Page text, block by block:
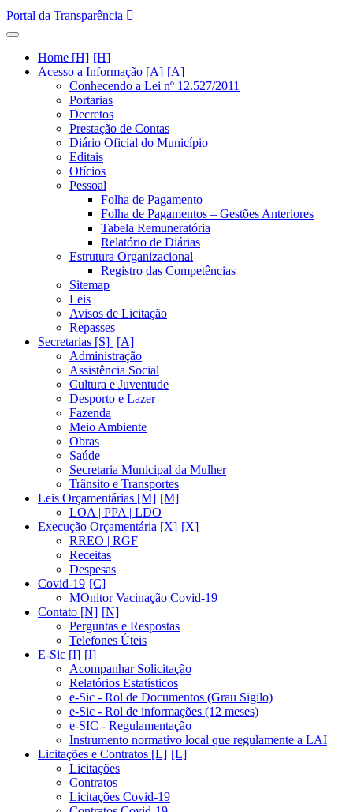
Portal da Transparência
Home [H]
Acesso a Informação [A]
Conhecendo a Lei nº 12.527/2011
Portarias
Decretos
Prestação de Contas
Diário Oficial do Município
Editais
Ofícios
Pessoal
Folha de Pagamento
Folha de Pagamentos – Gestões Anteriores
Tabela Remuneratória
Relatório de Diárias
Estrutura Organizacional
Registro das Competências
Sitemap
Leis
Avisos de Licitação
Repasses
Secretarias [S]
Administração
Assistência Social
Cultura e Juventude
Desporto e Lazer
Fazenda
Meio Ambiente
Obras
Saúde
Secretaria Municipal da Mulher
Trânsito e Transportes
Leis Orçamentárias [M]
LOA | PPA | LDO
Execução Orçamentária [X]
RREO | RGF
Receitas
Despesas
Covid-19
MOnitor Vacinação Covid-19
Contato [N]
Perguntas e Respostas
Telefones Úteis
E-Sic [I]
Acompanhar Solicitação
Relatórios Estatísticos
e-Sic - Rol de Documentos (Grau Sigilo)
e-Sic - Rol de informações (12 meses)
e-SIC - Regulamentação
Instrumento normativo local que regulamente a LAI
Licitações e Contratos [L]
Licitações
Contratos
Licitações Covid-19